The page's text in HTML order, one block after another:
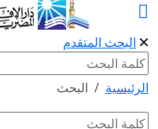
البحث المتقدم
الرئيسية البحث